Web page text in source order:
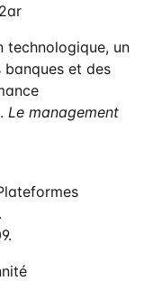
technologique, un
et des
Le management